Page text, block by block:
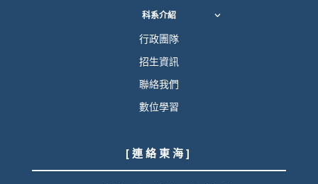
科系介紹
行政團隊
招生資訊
聯絡我們
數位學習
[ 連 絡 東 海 ]